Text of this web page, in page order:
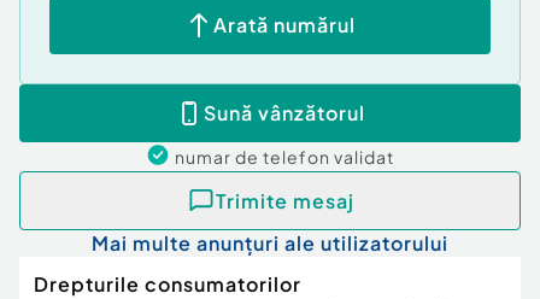
Arată numărul
Sună vânzătorul
numar de telefon validat
Trimite mesaj
Mai multe anunțuri ale utilizatorului
Drepturile consumatorilor